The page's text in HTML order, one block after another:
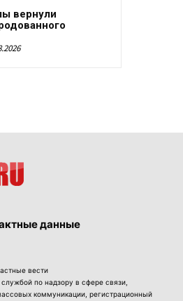
вернули
данные
вести
по надзору в сфере связи,
коммуникации, регистрационный